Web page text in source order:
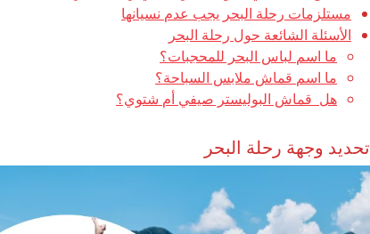
مستلزمات رحلة البحر يجب عدم نسيانها
الأسئلة الشائعة حول رحلة البحر
ما اسم لباس البحر للمحجبات؟
ما اسم قماش ملابس السباحة؟
هل قماش البوليستر صيفي أم شتوي؟
تحديد وجهة رحلة البحر